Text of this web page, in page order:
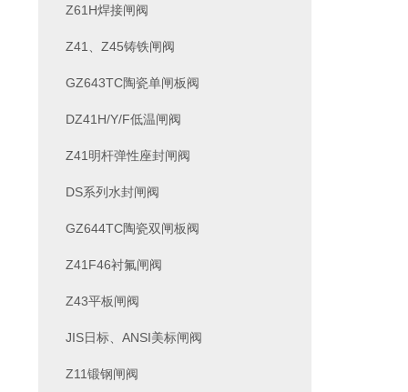
Z61H焊接闸阀
Z41、Z45铸铁闸阀
GZ643TC陶瓷单闸板阀
DZ41H/Y/F低温闸阀
Z41明杆弹性座封闸阀
DS系列水封闸阀
GZ644TC陶瓷双闸板阀
Z41F46衬氟闸阀
Z43平板闸阀
JIS日标、ANSI美标闸阀
Z11锻钢闸阀